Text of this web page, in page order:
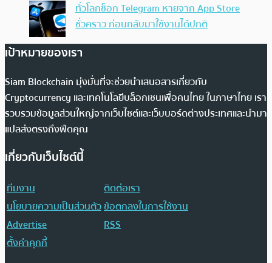
ทั่วโลกช็อก Telegram หายจาก App Store
ชั่วคราว ก่อนกลับมาใช้งานได้ปกติ
เป้าหมายของเรา
Siam Blockchain มุ่งมั่นที่จะช่วยนำเสนอสารเกี่ยวกับ
Cryptocurrency และเทคโนโลยีบล็อกเชนเพื่อคนไทย ในภาษาไทย เรา
รวบรวมข้อมูลส่วนใหญ่จากเว็บไซต์และเว็บบอร์ดต่างประเทศและนำมา
แปลส่งตรงถึงฟีดคุณ
เกี่ยวกับเว็บไซต์นี้
ทีมงาน
ติดต่อเรา
นโยบายความเป็นส่วนตัวข้อตกลงในการใช้งาน
Advertise
RSS
ตั้งค่าคุกกี้